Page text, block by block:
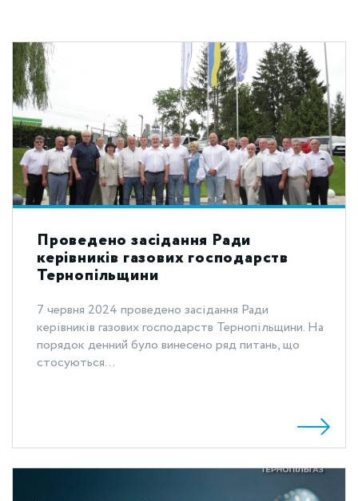
Проведено засідання Ради
керівників газових господарств
Тернопільщини
7 червня 2024 проведено засідання Ради
керівників газових господарств Тернопільщини. На
порядок денний було винесено ряд питань, що
стосуються...